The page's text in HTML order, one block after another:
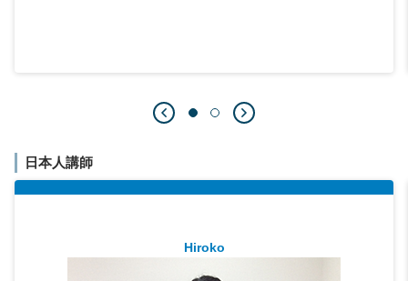
日本人講師
Hiroko